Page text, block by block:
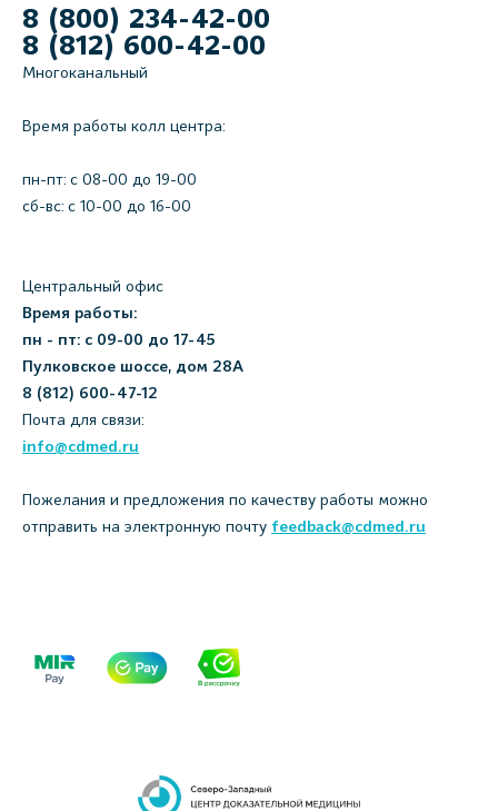
8 (800) 234-42-00
8 (812) 600-42-00
Многоканальный
Время работы колл центра:
пн-пт: c 08-00 до 19-00
сб-вс: с 10-00 до 16-00
Центральный офис
Время работы:
пн - пт: с 09-00 до 17-45
Пулковское шоссе, дом 28А
8 (812) 600-47-12
Почта для связи:
info@cdmed.ru
Пожелания и предложения по качеству работы можно
отправить на электронную почту feedback@cdmed.ru